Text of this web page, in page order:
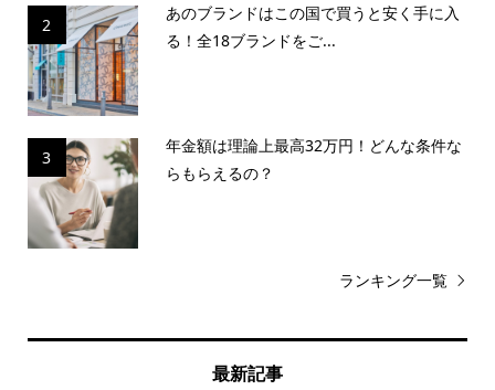
2
あのブランドはこの国で買うと安く手に入
る！全18ブランドをご...
3
年金額は理論上最高32万円！どんな条件な
らもらえるの？
ランキング一覧
最新記事